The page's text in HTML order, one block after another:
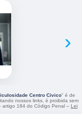
›
Centro Civico" é de
nossos links, é proibida sem
artigo 184 do Código Penal – Lei